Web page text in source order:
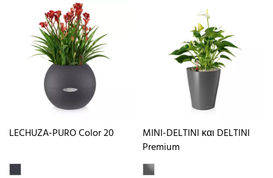
LECHUZA-PURO Color 20
MINI-DELTINI και DELTINI
Premium